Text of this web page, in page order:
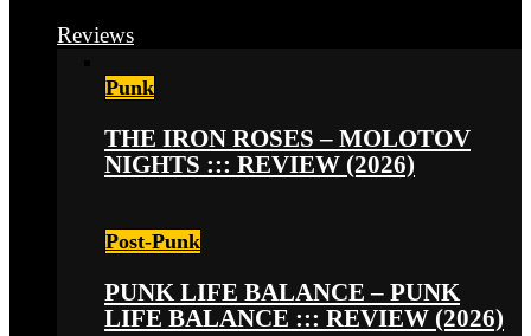
Reviews
Punk
THE IRON ROSES – MOLOTOV
NIGHTS ::: REVIEW (2026)
Post-Punk
PUNK LIFE BALANCE – PUNK
LIFE BALANCE ::: REVIEW (2026)